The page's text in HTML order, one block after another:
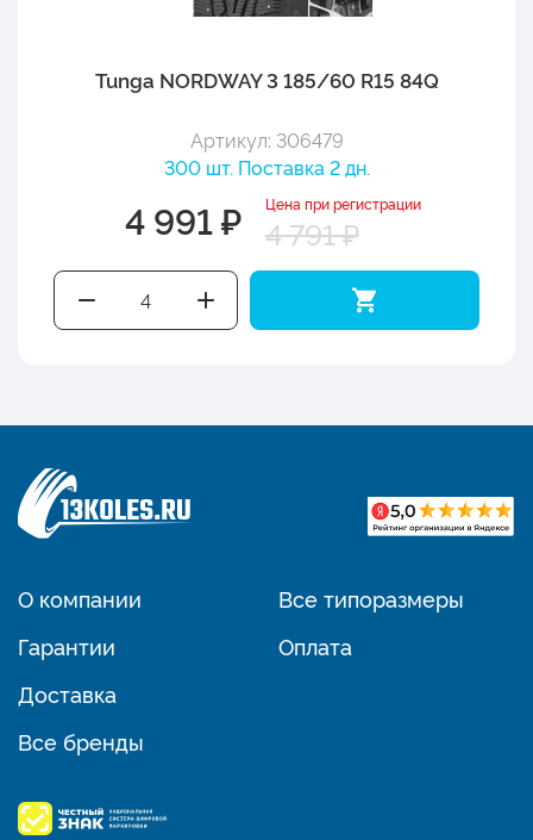
Tunga NORDWAY 3 185/60 R15 84Q
Артикул: 306479
300 шт. Поставка 2 дн.
4 991 ₽ Цена при регистрации
4 791 ₽
О компании
Гарантии
Доставка
Все бренды
Все типоразмеры
Оплата